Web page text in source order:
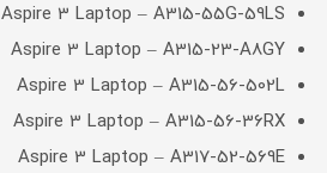
Aspire 3 Laptop – A315-55G-59LS
Aspire 3 Laptop – A315-23-A8GY
Aspire 3 Laptop – A315-56-502L
Aspire 3 Laptop – A315-56-36RX
Aspire 3 Laptop – A317-52-569E